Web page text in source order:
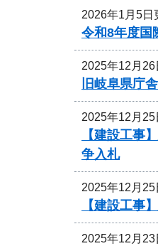
2026年1月5日
令和8年度国
2025年12月26
旧岐阜県庁
2025年12月25
【建設工事
争入札
2025年12月25
【建設工事
2025年12月23